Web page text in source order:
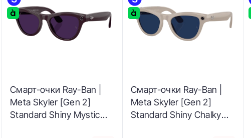
Смарт-очки Ray-Ban |
Meta Skyler [Gen 2]
Standard Shiny Mystic
Смарт-очки Ray-Ban |
Meta Skyler [Gen 2]
Standard Shiny Chalky